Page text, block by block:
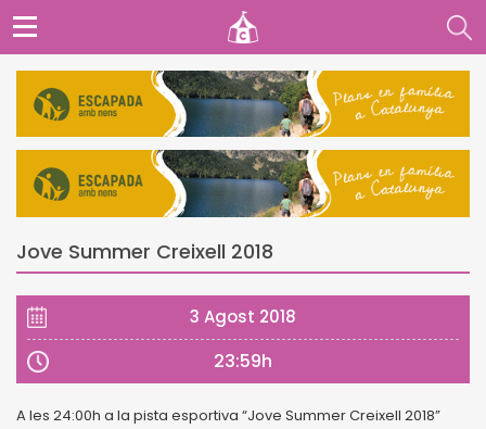
Jove Summer Creixell 2018
3 Agost 2018
23:59h
A les 24:00h a la pista esportiva “Jove Summer Creixell 2018”